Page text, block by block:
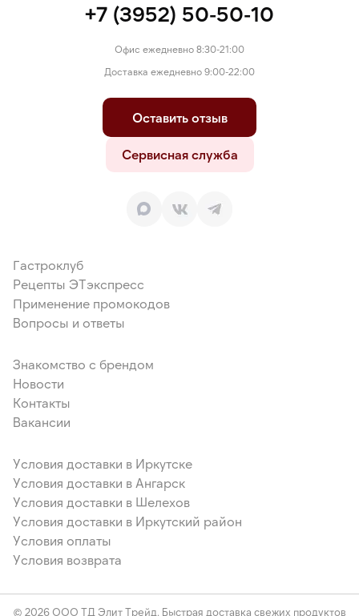
+7 (3952) 50-50-10
Офис ежедневно 8:30-21:00
Доставка ежедневно 9:00-22:00
Оставить отзыв
Сервисная служба
Гастроклуб
Рецепты ЭТэкспресс
Применение промокодов
Вопросы и ответы
Знакомство с брендом
Новости
Контакты
Вакансии
Условия доставки в Иркутске
Условия доставки в Ангарск
Условия доставки в Шелехов
Условия доставки в Иркутский район
Условия оплаты
Условия возврата
© 2026 ООО ТД Элит Трейд. Быстрая доставка свежих продуктов